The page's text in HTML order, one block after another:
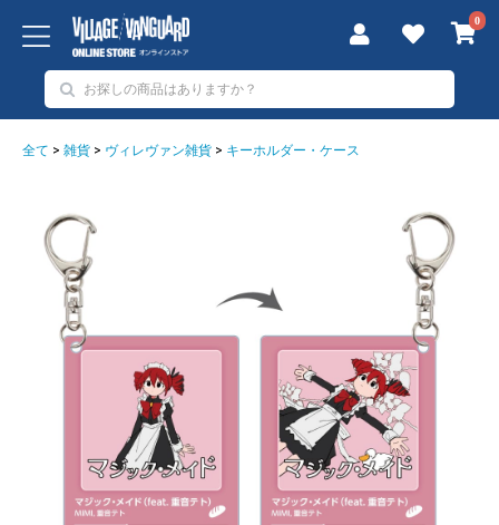
0
全て > 雑貨 > ヴィレヴァン雑貨 > キーホルダー・ケース